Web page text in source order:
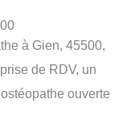
à Gien, 45500,
de RDV, un
ouverte